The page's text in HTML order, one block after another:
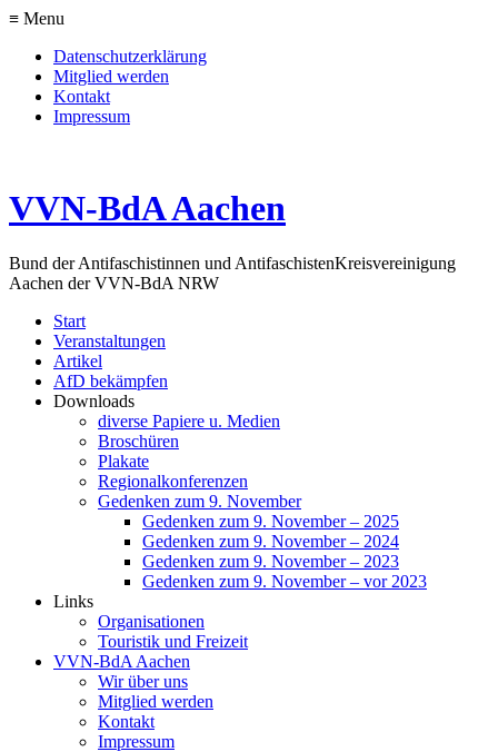
≡ Menu
Datenschutzerklärung
Mitglied werden
Kontakt
Impressum
VVN-BdA Aachen
Bund der Antifaschistinnen und AntifaschistenKreisvereinigung
Aachen der VVN-BdA NRW
Start
Veranstaltungen
Artikel
AfD bekämpfen
Downloads
diverse Papiere u. Medien
Broschüren
Plakate
Regionalkonferenzen
Gedenken zum 9. November
Gedenken zum 9. November – 2025
Gedenken zum 9. November – 2024
Gedenken zum 9. November – 2023
Gedenken zum 9. November – vor 2023
Links
Organisationen
Touristik und Freizeit
VVN-BdA Aachen
Wir über uns
Mitglied werden
Kontakt
Impressum